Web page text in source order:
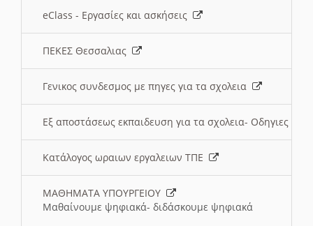
eClass - Εργασίες και ασκήσεις
ΠΕΚΕΣ Θεσσαλιας
Γενικος συνδεσμος με πηγες για τα σχολεια
Εξ αποστάσεως εκπαιδευση για τα σχολεια- Οδηγιες
Κατάλογος ωραιων εργαλειων ΤΠΕ
ΜΑΘΗΜΑΤΑ ΥΠΟΥΡΓΕΙΟΥ
Μαθαίνουμε ψηφιακά- διδάσκουμε ψηφιακά